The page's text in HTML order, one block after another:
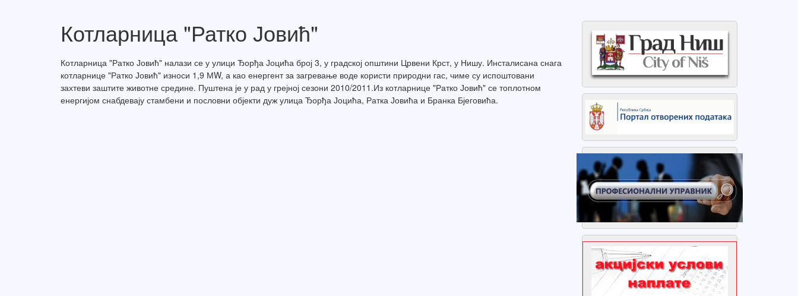
Котларница "Ратко Јовић"
Котларница "Ратко Јовић" налази се у улици Ђорђа Јоцића број 3, у градској општини Црвени Крст, у Нишу. Инсталисана снага
котларнице "Ратко Јовић" износи 1,9 МW, а као енергент за загревање воде користи природни гас, чиме су испоштовани
захтеви заштите животне средине. Пуштена је у рад у грејној сезони 2010/2011.Из котларнице "Ратко Јовић" се топлотном
енергијом снабдевају стамбени и пословни објекти дуж улица Ђорђа Јоцића, Ратка Јовића и Бранка Бјеговића.